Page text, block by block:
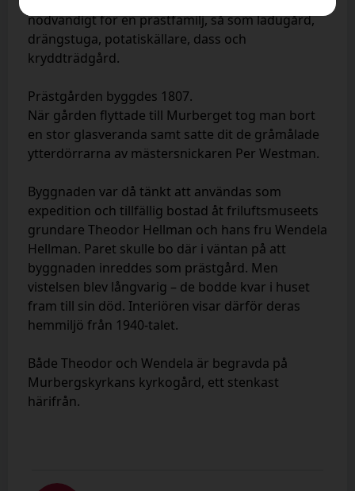
nödvändigt för en prästfamilj, så som ladugård,
drängstuga, potatiskällare, dass och
kryddträdgård.
Prästgården byggdes 1807.
När gården flyttade till Murberget tog man bort
en stor glasveranda samt satte dit de gråmålade
ytterdörrarna av mästersnickaren Per Westman.
Byggnaden var då tänkt att användas som
expedition och tillfällig bostad åt friluftsmuseets
grundare Theodor Hellman och hans fru Wendela
Hellman. Paret skulle bo där i väntan på att
byggnaden inreddes som prästgård. Men
vistelsen blev långvarig – de bodde kvar i huset
fram till sin död. Interiören visar därför deras
hemmiljö från 1940-talet.
Både Theodor och Wendela är begravda på
Murbergskyrkans kyrkogård, ett stenkast
härifrån.